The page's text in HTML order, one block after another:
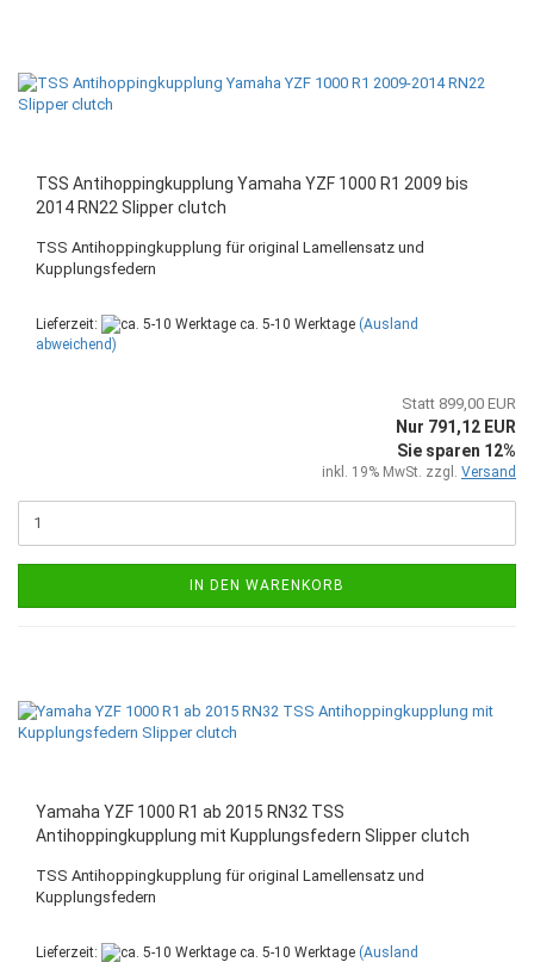
TSS Antihoppingkupplung Yamaha YZF 1000 R1 2009 bis
2014 RN22 Slipper clutch
TSS Antihoppingkupplung für original Lamellensatz und
Kupplungsfedern
Lieferzeit: ca. 5-10 Werktage (Ausland
abweichend)
Statt 899,00 EUR
Nur 791,12 EUR
Sie sparen 12%
inkl. 19% MwSt. zzgl. Versand
IN DEN WARENKORB
Yamaha YZF 1000 R1 ab 2015 RN32 TSS
Antihoppingkupplung mit Kupplungsfedern Slipper clutch
TSS Antihoppingkupplung für original Lamellensatz und
Kupplungsfedern
Lieferzeit: ca. 5-10 Werktage (Ausland